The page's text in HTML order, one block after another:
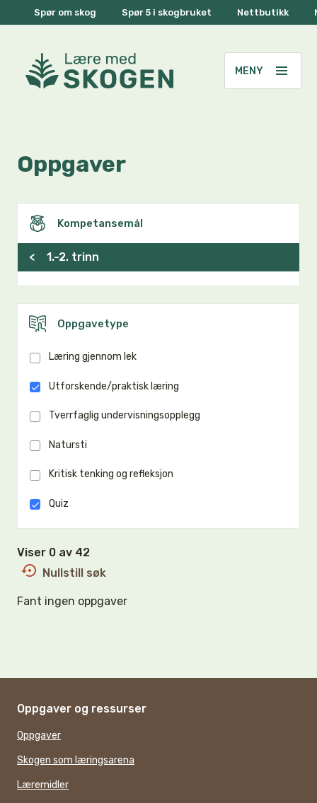
Spør om skog Spør 5 i skogbruket Nettbutikk
Oppgaver
Kompetansemål
< 1.-2. trinn
Oppgavetype
Læring gjennom lek
Utforskende/praktisk læring
Tverrfaglig undervisningsopplegg
Natursti
Kritisk tenking og refleksjon
Quiz
Viser 0 av 42
Nullstill søk
Fant ingen oppgaver
Oppgaver og ressurser
Oppgaver
Skogen som læringsarena
Læremidler